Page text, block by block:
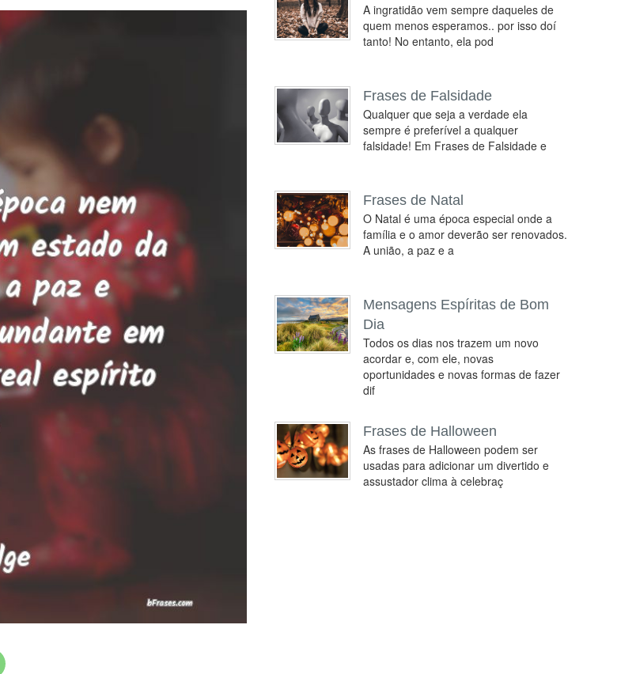
A ingratidão vem sempre daqueles de
quem menos esperamos.. por isso doí
tanto! No entanto, ela pod
Frases de Falsidade
Qualquer que seja a verdade ela
sempre é preferível a qualquer
falsidade! Em Frases de Falsidade e
Frases de Natal
O Natal é uma época especial onde a
família e o amor deverão ser renovados.
A união, a paz e a
Mensagens Espíritas de Bom
Dia
Todos os dias nos trazem um novo
acordar e, com ele, novas
oportunidades e novas formas de fazer
dif
Frases de Halloween
As frases de Halloween podem ser
usadas para adicionar um divertido e
assustador clima à celebraç